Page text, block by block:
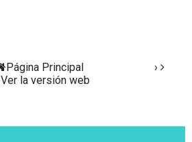
›
Página Principal
Ver la versión web